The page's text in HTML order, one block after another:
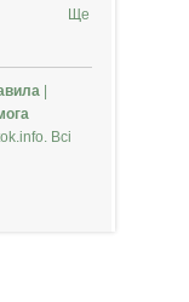
Ще
|
Всі